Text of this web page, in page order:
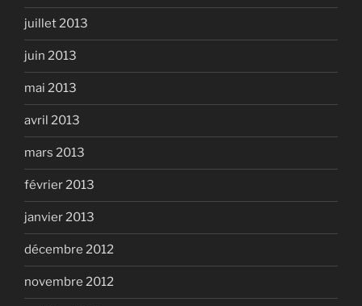
juillet 2013
juin 2013
mai 2013
avril 2013
mars 2013
février 2013
janvier 2013
décembre 2012
novembre 2012